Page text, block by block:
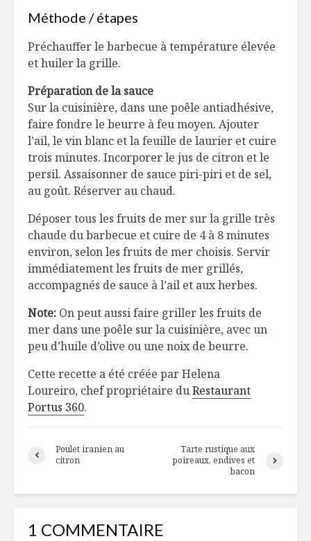
Méthode / étapes
Préchauffer le barbecue à température élevée
et huiler la grille.
Préparation de la sauce
Sur la cuisinière, dans une poêle antiadhésive,
faire fondre le beurre à feu moyen. Ajouter
l’ail, le vin blanc et la feuille de laurier et cuire
trois minutes. Incorporer le jus de citron et le
persil. Assaisonner de sauce piri-piri et de sel,
au goût. Réserver au chaud.
Déposer tous les fruits de mer sur la grille très
chaude du barbecue et cuire de 4 à 8 minutes
environ, selon les fruits de mer choisis. Servir
immédiatement les fruits de mer grillés,
accompagnés de sauce à l’ail et aux herbes.
Note: On peut aussi faire griller les fruits de
mer dans une poêle sur la cuisinière, avec un
peu d’huile d’olive ou une noix de beurre.
Cette recette a été créée par Helena
Loureiro, chef propriétaire duRestaurant
Portus 360.
Poulet iranien au
citron
Tarte rustique aux
poireaux, endives et
bacon
1 COMMENTAIRE